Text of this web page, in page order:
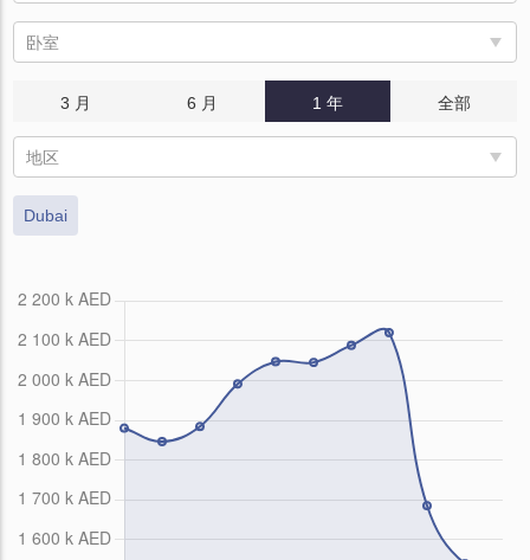
卧室
3 月 6 月 1 年 全部
地区
Dubai